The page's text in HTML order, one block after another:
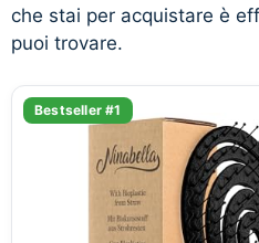
che stai per acquistare è
puoi trovare.
Bestseller #1